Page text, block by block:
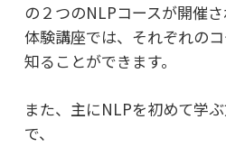
の２つのNLPコースが開催さ
体験講座では、それぞれの
知ることができます。
また、主にNLPを初めて学
で、